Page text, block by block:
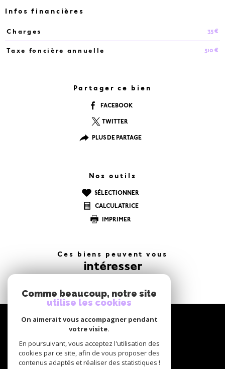
Infos financières
Caractéristiques
Charges 35 €
Taxe foncière annuelle 510 €
Partager ce bien
FACEBOOK
TWITTER
PLUS DE PARTAGE
Nos outils
SÉLECTIONNER
CALCULATRICE
IMPRIMER
Ces biens peuvent vous
intéresser
suivre
Comme beaucoup, notre site
utilise les cookies
On aimerait vous accompagner pendant
votre visite.
En poursuivant, vous acceptez l'utilisation des
cookies par ce site, afin de vous proposer des
contenus adaptés et réaliser des statistiques !